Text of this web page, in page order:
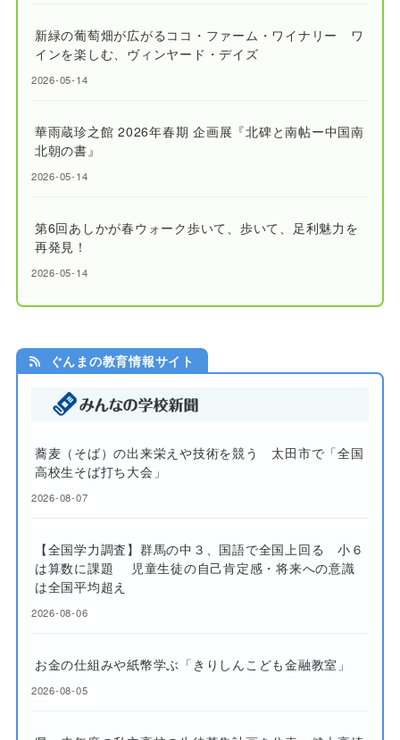
新緑の葡萄畑が広がるココ・ファーム・ワイナリー ワ
インを楽しむ、ヴィンヤード・デイズ
2026-05-14
華雨蔵珍之館 2026年春期 企画展『北碑と南帖ー中国南
北朝の書』
2026-05-14
第6回あしかが春ウォーク歩いて、歩いて、足利魅力を
再発見！
2026-05-14
ぐんまの教育情報サイト
蕎麦（そば）の出来栄えや技術を競う 太田市で「全国
高校生そば打ち大会」
2026-08-07
【全国学力調査】群馬の中３、国語で全国上回る 小６
は算数に課題 児童生徒の自己肯定感・将来への意識
は全国平均超え
2026-08-06
お金の仕組みや紙幣学ぶ「きりしんこども金融教室」
2026-08-05